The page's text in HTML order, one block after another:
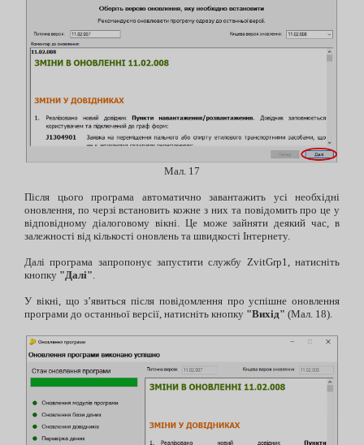
Мал. 17
Після цього програма автоматично завантажить усі необхідні
оновлення, по черзі встановить кожне з них та повідомить про це у
відповідному діалоговому вікні. Це може зайняти деякий час, в
залежності від кількості оновлень та швидкості Інтернету.
Далі програма запропонує запустити службу ZvitGrp1, натисніть
кнопку "Далі".
У вікні, що з’явиться після повідомлення про успішне оновлення
програми до останньої версії, натисніть кнопку "Вихід" (Мал. 18).